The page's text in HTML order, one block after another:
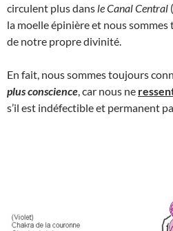
circulent plus dans le Canal Central (
la moelle épinière et nous
de notre propre divinité.
En fait, nous sommes toujours
plus conscience , car nous ne
s’il est indéfectible et permanent